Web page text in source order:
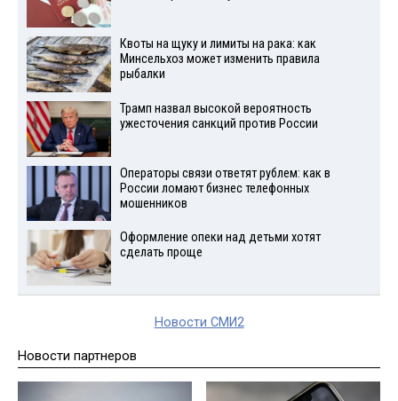
Квоты на щуку и лимиты на рака: как
Минсельхоз может изменить правила
рыбалки
Трамп назвал высокой вероятность
ужесточения санкций против России
Операторы связи ответят рублем: как в
России ломают бизнес телефонных
мошенников
Оформление опеки над детьми хотят
сделать проще
Новости СМИ2
Новости партнеров